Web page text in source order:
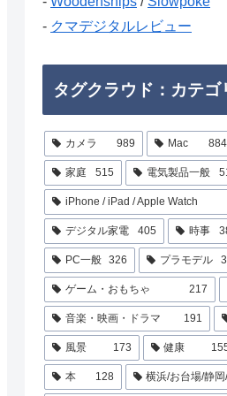
- クマデジタルレビュー
タグクラウド：カテゴ
カメラ 989 Mac 884
家庭 515 電気製品一般
iPhone / iPad / Apple Watch
デジタル家電 405 時事
PC一般 326 プラモデル
ゲーム・おもちゃ 217
音楽・映画・ドラマ 191
風景 173 健康
本 128 横浜/お台場/静